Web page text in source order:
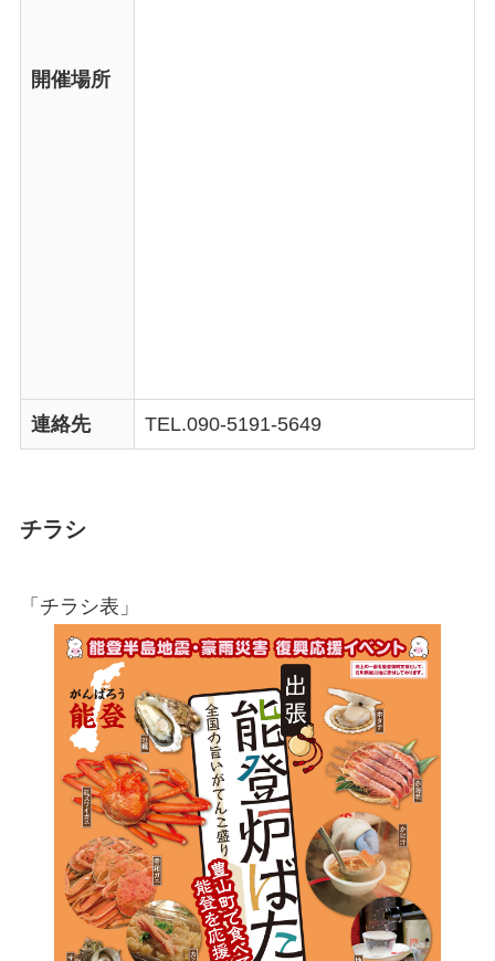
開催場所
連絡先 TEL.090-5191-5649
チラシ
「チラシ表」